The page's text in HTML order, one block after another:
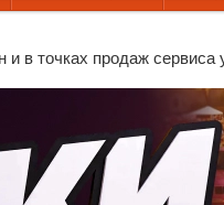
в точках продаж